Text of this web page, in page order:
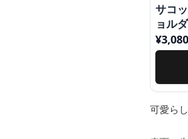
サコ
ョル
¥3,080
可愛ら